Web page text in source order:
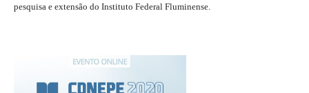
pesquisa e extensão do Instituto Federal Fluminense.